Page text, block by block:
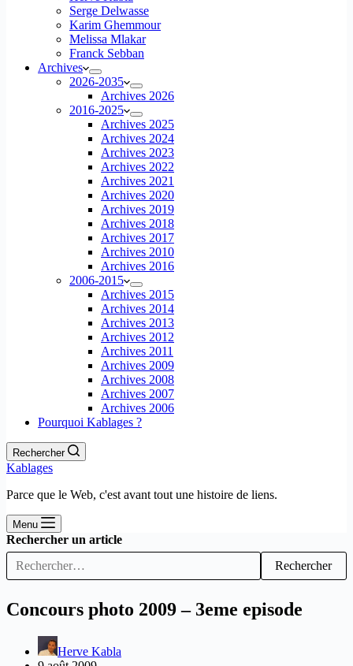
Serge Delwasse
Karim Ghemmour
Melissa Mlakar
Franck Sebban
Archives
2026-2035
Archives 2026
2016-2025
Archives 2025
Archives 2024
Archives 2023
Archives 2022
Archives 2021
Archives 2020
Archives 2019
Archives 2018
Archives 2017
Archives 2010
Archives 2016
2006-2015
Archives 2015
Archives 2014
Archives 2013
Archives 2012
Archives 2011
Archives 2009
Archives 2008
Archives 2007
Archives 2006
Pourquoi Kablages ?
Rechercher
Kablages
Parce que le Web, c'est avant tout une histoire de liens.
Menu
Rechercher un article
Rechercher
Concours photo 2009 – 3eme episode
Herve Kabla